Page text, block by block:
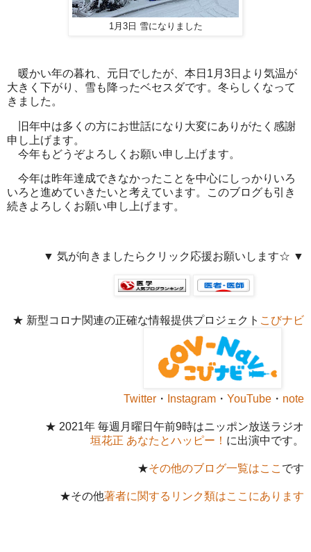
1月3日 雪になりました
暖かい年の暮れ、元日でしたが、本日1月3日より気温が
大きく下がり、雪も降ったベセスダです。冬らしくなって
きました。
旧年中は多くの方にお世話になり大変にありがたく感謝
申し上げます。
今年もどうぞよろしくお願い申し上げます。
今年は昨年達成できなかったことを中心にしっかりいろ
いろと進めていきたいと考えています。このブログも引き
続きよろしくお願い申し上げます。
▼ 気が向きましたらクリック応援お願いします☆ ▼
★ 新型コロナ関連の正確な情報提供プロジェクト こびナビ
Twitter ・ Instagram ・ YouTube ・ note
★ 2021年 毎週月曜日午前9時はニッポン放送ラジオ
垣花正 あなたとハッピー！ に出演中です。
★その他のブログ一覧はここ です
★その他著者に関するリンク類はここにあります